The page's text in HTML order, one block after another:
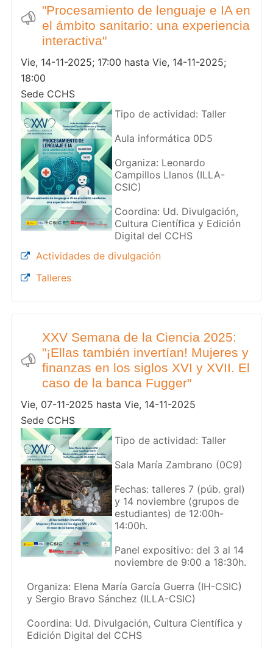
"Procesamiento de lenguaje e IA en
el ámbito sanitario: una experiencia
interactiva"
Vie, 14-11-2025; 17:00 hasta Vie, 14-11-2025;
18:00
Sede CCHS
Tipo de actividad: Taller
Aula informática 0D5
Organiza: Leonardo
Campillos Llanos (ILLA-
CSIC)
Coordina: Ud. Divulgación,
Cultura Científica y Edición
Digital del CCHS
Actividades de divulgación
Talleres
XXV Semana de la Ciencia 2025:
"¡Ellas también invertían! Mujeres y
finanzas en los siglos XVI y XVII. El
caso de la banca Fugger"
Vie, 07-11-2025 hasta Vie, 14-11-2025
Sede CCHS
Tipo de actividad: Taller
Sala María Zambrano (0C9)
Fechas: talleres 7 (púb. gral)
y 14 noviembre (grupos de
estudiantes) de 12:00h-
14:00h.
Panel expositivo: del 3 al 14
noviembre de 9:00 a 18:30h.
Organiza: Elena María García Guerra (IH-CSIC)
y Sergio Bravo Sánchez (ILLA-CSIC)
Coordina: Ud. Divulgación, Cultura Científica y
Edición Digital del CCHS